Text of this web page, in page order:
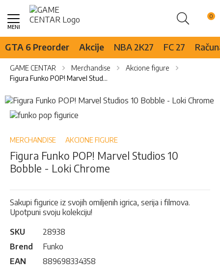
Pretraži
Skip
Content
GTA 6 Preorder Akcije NBA 2K27 FC 27
GAME CENTAR Merchandise
Akcione figure
Figura Funko POP! Marvel Studios 10 Bobble - Loki Chrome
Skip
to
the
of
images
gallery
Skip
to
beginning
the
images
MERCHANDISE AKCIONE FIGURE
Figura Funko POP! Marvel Studios 10
Bobble - Loki Chrome
Sakupi figurice iz svojih omiljenih igrica, serija i filmova.
Upotpuni svoju kolekciju!
SKU
28938
Brend
Funko
EAN
889698334358